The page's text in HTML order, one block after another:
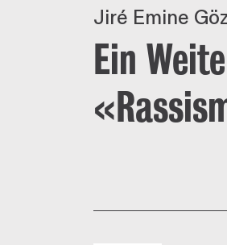
Jiré Emine
Ein